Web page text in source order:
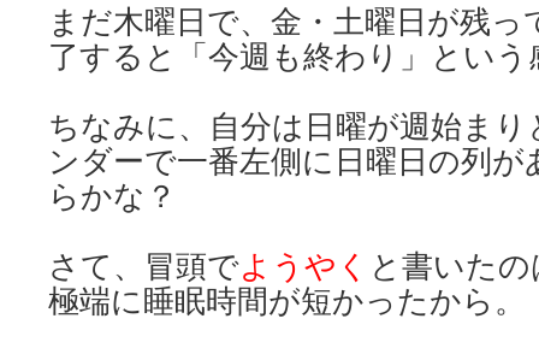
まだ木曜日で、金・土曜日が残
了すると「今週も終わり」とい
ちなみに、自分は日曜が週始ま
ンダーで一番左側に日曜日の列
らかな？
さて、冒頭でようやく と書いた
極端に睡眠時間が短かったから。